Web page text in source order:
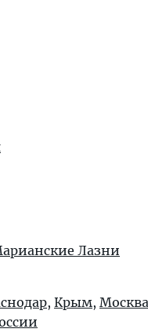
Лазни
, Крым, Москва